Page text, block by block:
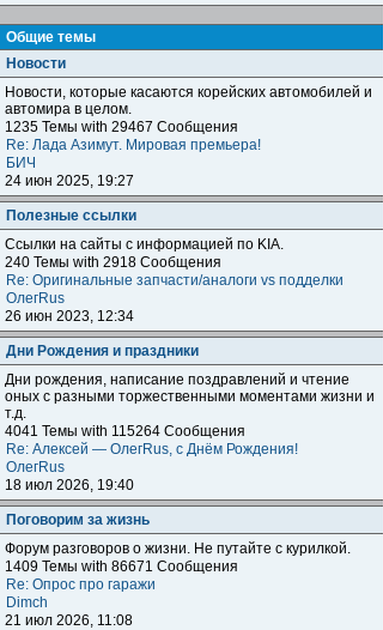
Общие темы
Новости
Новости, которые касаются корейских автомобилей и
автомира в целом.
1235 Темы with 29467 Сообщения
Re: Лада Азимут. Мировая премьера!
БИЧ
24 июн 2025, 19:27
Полезные ссылки
Ссылки на сайты с информацией по KIA.
240 Темы with 2918 Сообщения
Re: Оригинальные запчасти/аналоги vs подделки
ОлегRus
26 июн 2023, 12:34
Дни Рождения и праздники
Дни рождения, написание поздравлений и чтение
оных с разными торжественными моментами жизни и
т.д.
4041 Темы with 115264 Сообщения
Re: Алексей — ОлегRus, с Днём Рождения!
ОлегRus
18 июл 2026, 19:40
Поговорим за жизнь
Форум разговоров о жизни. Не путайте с курилкой.
1409 Темы with 86671 Сообщения
Re: Опрос про гаражи
Dimch
21 июл 2026, 11:08